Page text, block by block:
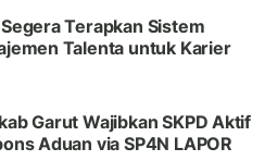
Terapkan Sistem
Talenta untuk Karier
Garut Wajibkan SKPD Aktif
Aduan via SP4N LAPOR